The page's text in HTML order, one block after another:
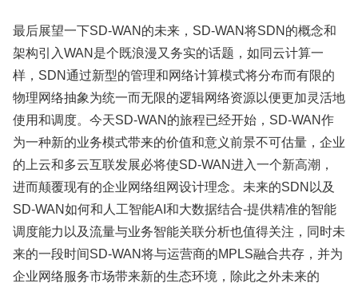
最后展望一下SD-WAN的未来，SD-WAN将SDN的概念和
架构引入WAN是个既浪漫又务实的话题，如同云计算一
样，SDN通过新型的管理和网络计算模式将分布而有限的
物理网络抽象为统一而无限的逻辑网络资源以便更加灵活地
使用和调度。今天SD-WAN的旅程已经开始，SD-WAN作
为一种新的业务模式带来的价值和意义前景不可估量，企业
的上云和多云互联发展必将使SD-WAN进入一个新高潮，
进而颠覆现有的企业网络组网设计理念。未来的SDN以及
SD-WAN如何和人工智能AI和大数据结合-提供精准的智能
调度能力以及流量与业务智能关联分析也值得关注，同时未
来的一段时间SD-WAN将与运营商的MPLS融合共存，并为
企业网络服务市场带来新的生态环境，除此之外未来的